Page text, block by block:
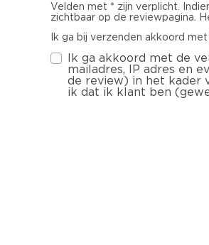
Velden met * zijn verplicht.
zichtbaar op de reviewpagina.
Ik ga bij verzenden akkoord
Ik ga akkoord met de
mailadres, IP adres en
de review) in het kader
ik dat ik klant ben